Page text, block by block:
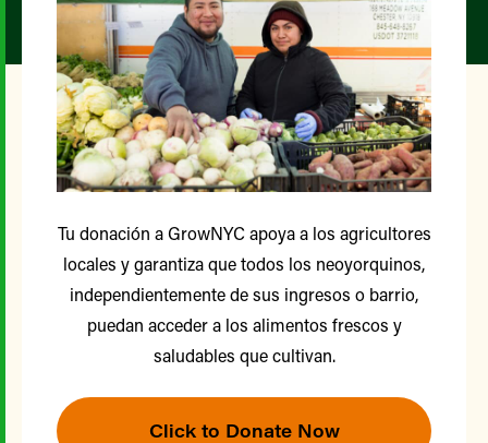
Tu donación a GrowNYC apoya a los agricultores
locales y garantiza que todos los neoyorquinos,
independientemente de sus ingresos o barrio,
puedan acceder a los alimentos frescos y
saludables que cultivan.
Click to Donate Now